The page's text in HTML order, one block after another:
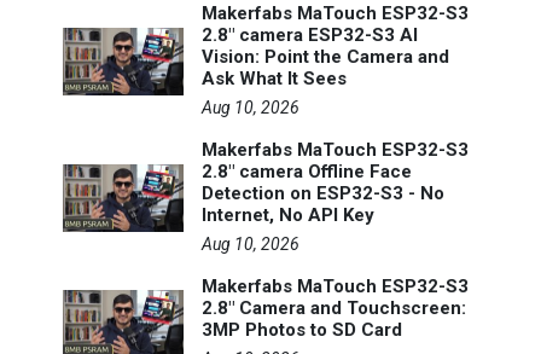
Makerfabs MaTouch ESP32-S3
2.8" camera ESP32-S3 AI
Vision: Point the Camera and
Ask What It Sees
Aug 10, 2026
Makerfabs MaTouch ESP32-S3
2.8" camera Offline Face
Detection on ESP32-S3 - No
Internet, No API Key
Aug 10, 2026
Makerfabs MaTouch ESP32-S3
2.8" Camera and Touchscreen:
3MP Photos to SD Card